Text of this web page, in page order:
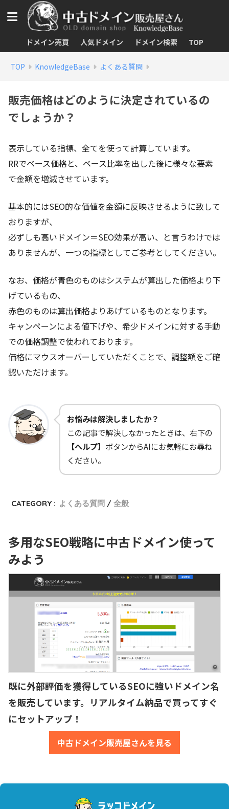
ドメイン売買 人気ドメイン ドメイン検索 TOP
TOP KnowledgeBase よくある質問
販売価格はどのように決定されているの
でしょうか？
表示している指標、全てを使って計算しています。
RRでベース価格と、ベース比率を出した後に様々な要素
で金額を増減させています。
基本的にはSEO的な価値を金額に反映させるように致して
おりますが、
必ずしも高いドメイン＝SEO効果が高い、と言うわけでは
ありませんが、一つの指標としてご参考としてください。
なお、価格が青色のものはシステムが算出した価格より下
げているもの、
赤色のものは算出価格よりあげているものとなります。
キャンペーンによる値下げや、希少ドメインに対する手動
での価格調整で使われております。
価格にマウスオーバーしていただくことで、調整額をご確
認いただけます。
お悩みは解決しましたか？
この記事で解決しなかったときは、右下の
【ヘルプ】 ボタンからAIにお気軽にお尋ね
ください。
CATEGORY : よくある質問 全般
多用なSEO戦略に中古ドメイン使って
みよう
既に外部評価を獲得しているSEOに強いドメイン名
を販売しています。リアルタイム納品で買ってすぐ
にセットアップ！
中古ドメイン販売屋さんを見る